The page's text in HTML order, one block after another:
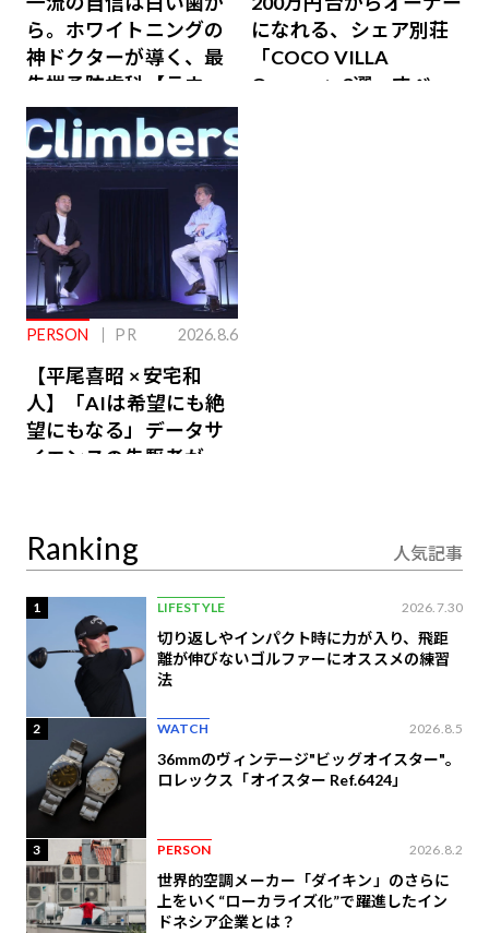
ら。ホワイトニングの
神ドクターが導く、最
先端予防歯科【ラウン
ジ会員特典あり】
になれる、シェア別荘
「COCO VILLA
Owners」3選。すべて
PERSON PR 2026.8.6
【平尾喜昭 × 安宅和
人】「AIは希望にも絶
望にもなる」データサ
イエンスの先駆者が語
Ranking 人気記事
1 LIFESTYLE 2026.7.30
切り返しやインパクト時に力が入り、飛距
離が伸びないゴルファーにオススメの練習
法
2 WATCH 2026.8.5
36mmのヴィンテージ"ビッグオイスター"。
ロレックス「オイスター Ref.6424」
3 PERSON 2026.8.2
世界的空調メーカー「ダイキン」のさらに
上をいく“ローカライズ化”で躍進したイン
ドネシア企業とは？